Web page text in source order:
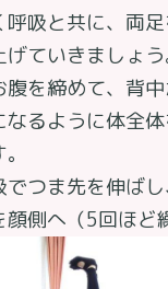
呼吸と共に、両
ていきましょう
腹を締めて、背
なるように体全
でつま先を伸ば
顔側へ（5回ほど